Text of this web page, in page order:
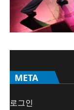
META
로그인